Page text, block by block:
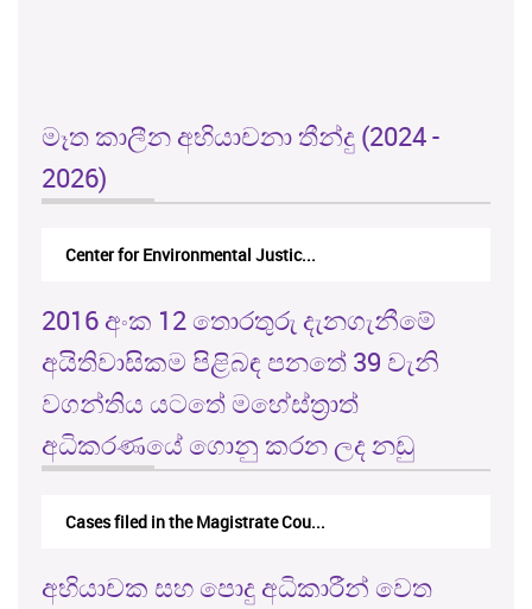
මෑත කාලීන අභියාචනා තීන්දු (2024 -
2026)
M.F.A. Mansoor V. Ministry of In...
2016 අංක 12 තොරතුරු දැනගැනීමේ
අයිතිවාසිකම පිළිබඳ පනතේ 39 වැනි
වගන්තිය යටතේ මහේස්ත්‍රාත්
අධිකරණයේ ගොනු කරන ලද නඩු
Cases filed in the Magistrate Cou...
අභියාචක සහ පොදු අධිකාරීන් වෙත